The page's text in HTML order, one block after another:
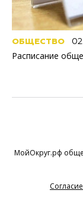
ОБЩЕСТВО
Расписание
МойОкруг.рф